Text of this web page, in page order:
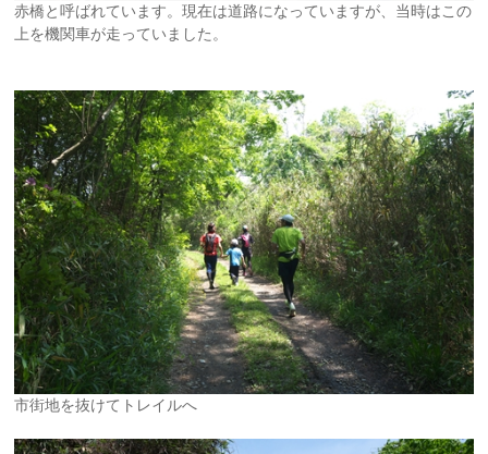
赤橋と呼ばれています。現在は道路になっていますが、当時はこの
上を機関車が走っていました。
市街地を抜けてトレイルへ